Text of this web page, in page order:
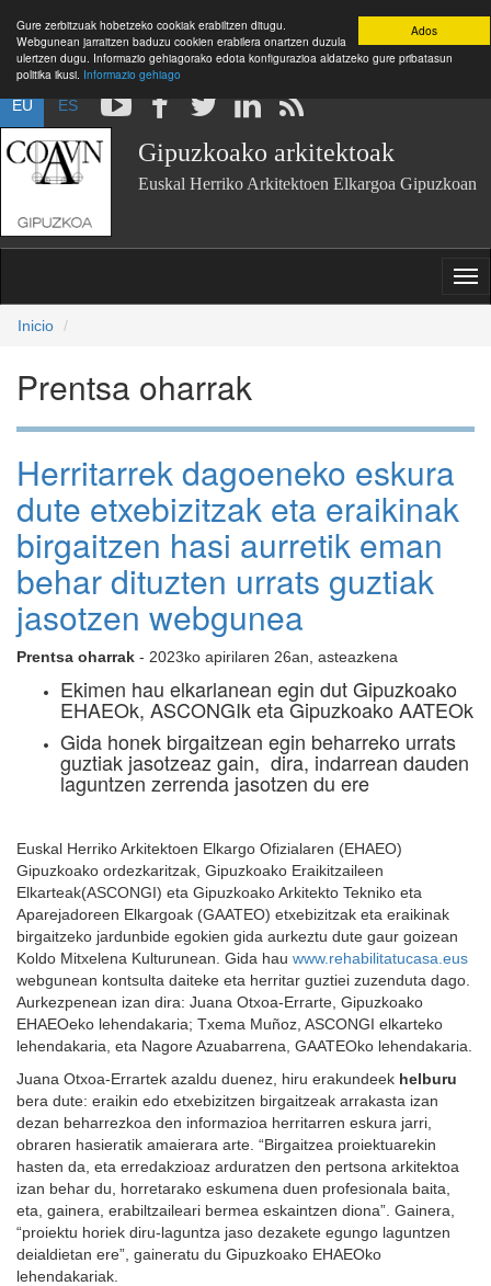
Ados
Gure zerbitzuak hobetzeko cookiak erabiltzen ditugu.
Webgunean jarraitzen baduzu cookien erabilera onartzen duzula
ulertzen dugu. Informazio gehiagorako edota konfigurazioa aldatzeko gure pribatasun
politika ikusi. Informazio gehiago
EU ES
Gipuzkoako arkitektoak
Euskal Herriko Arkitektoen Elkargoa Gipuzkoan
Inicio
Prentsa oharrak
Herritarrek dagoeneko eskura
dute etxebizitzak eta eraikinak
birgaitzen hasi aurretik eman
behar dituzten urrats guztiak
jasotzen webgunea
Prentsa oharrak - 2023ko apirilaren 26an, asteazkena
Ekimen hau elkarlanean egin dut Gipuzkoako
EHAEOk, ASCONGIk eta Gipuzkoako AATEOk
Gida honek birgaitzean egin beharreko urrats
guztiak jasotzeaz gain, dira, indarrean dauden
laguntzen zerrenda jasotzen du ere
Euskal Herriko Arkitektoen Elkargo Ofizialaren (EHAEO)
Gipuzkoako ordezkaritzak, Gipuzkoako Eraikitzaileen
Elkarteak(ASCONGI) eta Gipuzkoako Arkitekto Tekniko eta
Aparejadoreen Elkargoak (GAATEO) etxebizitzak eta eraikinak
birgaitzeko jardunbide egokien gida aurkeztu dute gaur goizean
Koldo Mitxelena Kulturunean. Gida hau www.rehabilitatucasa.eus
webgunean kontsulta daiteke eta herritar guztiei zuzenduta dago.
Aurkezpenean izan dira: Juana Otxoa-Errarte, Gipuzkoako
EHAEOeko lehendakaria; Txema Muñoz, ASCONGI elkarteko
lehendakaria, eta Nagore Azuabarrena, GAATEOko lehendakaria.
Juana Otxoa-Errartek azaldu duenez, hiru erakundeek helburu
bera dute: eraikin edo etxebizitzen birgaitzeak arrakasta izan
dezan beharrezkoa den informazioa herritarren eskura jarri,
obraren hasieratik amaierara arte. “Birgaitzea proiektuarekin
hasten da, eta erredakzioaz arduratzen den pertsona arkitektoa
izan behar du, horretarako eskumena duen profesionala baita,
eta, gainera, erabiltzaileari bermea eskaintzen diona”. Gainera,
“proiektu horiek diru-laguntza jaso dezakete egungo laguntzen
deialdietan ere”, gaineratu du Gipuzkoako EHAEOko
lehendakariak.